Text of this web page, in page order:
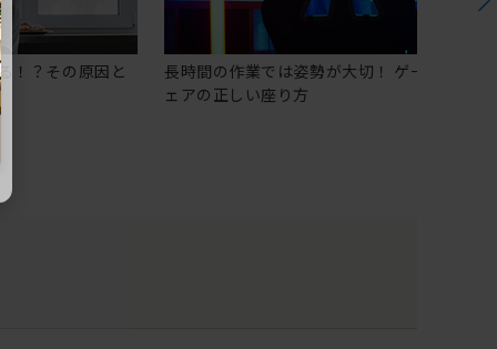
！？その原因と
長時間の作業では姿勢が大切！ ゲーミングチ
ェアの正しい座り方